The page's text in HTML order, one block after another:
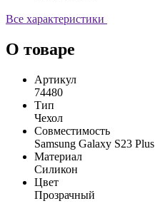
Все характеристики
О товаре
Артикул
74480
Тип
Чехол
Совместимость
Samsung Galaxy S23 Plus
Материал
Силикон
Цвет
Прозрачный